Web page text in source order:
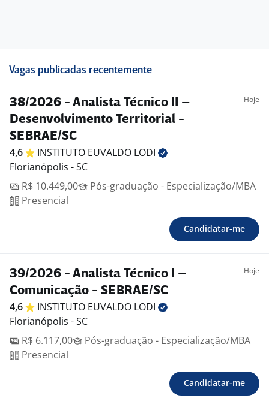
Vagas publicadas recentemente
38/2026 - Analista Técnico II –
Desenvolvimento Territorial -
SEBRAE/SC
Hoje
4,6 INSTITUTO EUVALDO LODI
Florianópolis - SC
R$ 10.449,00
Pós-graduação - Especialização/MBA
Presencial
Candidatar-me
39/2026 - Analista Técnico I –
Comunicação - SEBRAE/SC
Hoje
4,6 INSTITUTO EUVALDO LODI
Florianópolis - SC
R$ 6.117,00
Pós-graduação - Especialização/MBA
Presencial
Candidatar-me